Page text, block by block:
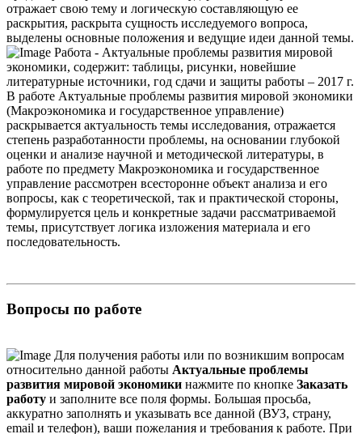
отражает свою тему и логическую составляющую ее
раскрытия, раскрыта сущность исследуемого вопроса,
выделены основные положения и ведущие идеи данной темы.
Работа - Актуальные проблемы развития мировой
экономики, содержит: таблицы, рисунки, новейшие
литературные источники, год сдачи и защиты работы – 2017 г.
В работе Актуальные проблемы развития мировой экономики
(Макроэкономика и государственное управление)
раскрывается актуальность темы исследования, отражается
степень разработанности проблемы, на основании глубокой
оценки и анализе научной и методической литературы, в
работе по предмету Макроэкономика и государственное
управление рассмотрен всесторонне объект анализа и его
вопросы, как с теоретической, так и практической стороны,
формулируется цель и конкретные задачи рассматриваемой
темы, присутствует логика изложения материала и его
последовательность.
Вопросы по работе
Для получения работы или по возникшим вопросам
относительно данной работы Актуальные проблемы
развития мировой экономики нажмите по кнопке Заказать
работу и заполните все поля формы. Большая просьба,
аккуратно заполнять и указывать все данной (ВУЗ, страну,
email и телефон), ваши пожелания и требования к работе. При